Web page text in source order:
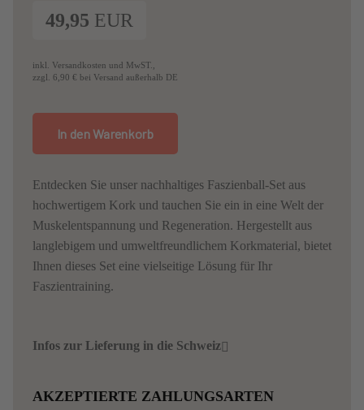
49,95 EUR
inkl. Versandkosten und MwST.,
zzgl. 6,90 € bei Versand außerhalb DE
Entdecken Sie unser nachhaltiges Faszienball-Set aus
hochwertigem Kork und tauchen Sie ein in eine Welt der
Muskelentspannung und Regeneration. Hergestellt aus
langlebigem und umweltfreundlichem Korkmaterial, bietet
Ihnen dieses Set eine vielseitige Lösung für Ihr
Faszientraining.
Infos zur Lieferung in die Schweiz
AKZEPTIERTE ZAHLUNGSARTEN